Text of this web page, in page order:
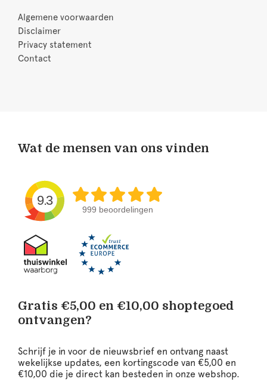
Algemene voorwaarden
Disclaimer
Privacy statement
Contact
Wat de mensen van ons vinden
9.3
999 beoordelingen
Gratis €5,00 en €10,00 shoptegoed
ontvangen?
Schrijf je in voor de nieuwsbrief en ontvang naast
wekelijkse updates, een kortingscode van €5,00 en
€10,00 die je direct kan besteden in onze webshop.